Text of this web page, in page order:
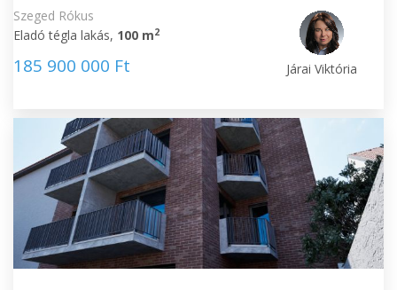
Szeged Rókus
Eladó tégla lakás, 100 m2
185 900 000 Ft Járai Viktória